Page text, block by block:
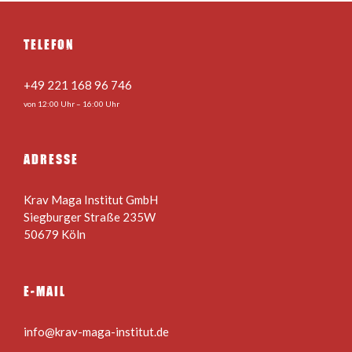
TELEFON
+49 221 168 96 746
von 12:00 Uhr – 16:00 Uhr
ADRESSE
Krav Maga Institut GmbH
Siegburger Straße 235W
50679 Köln
E-MAIL
info@krav-maga-institut.de